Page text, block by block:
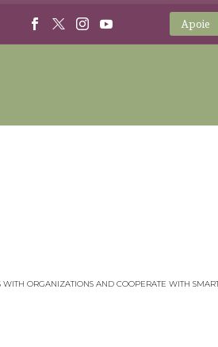
Apoie
ORGANIZATIONS AND COOPERATE WITH